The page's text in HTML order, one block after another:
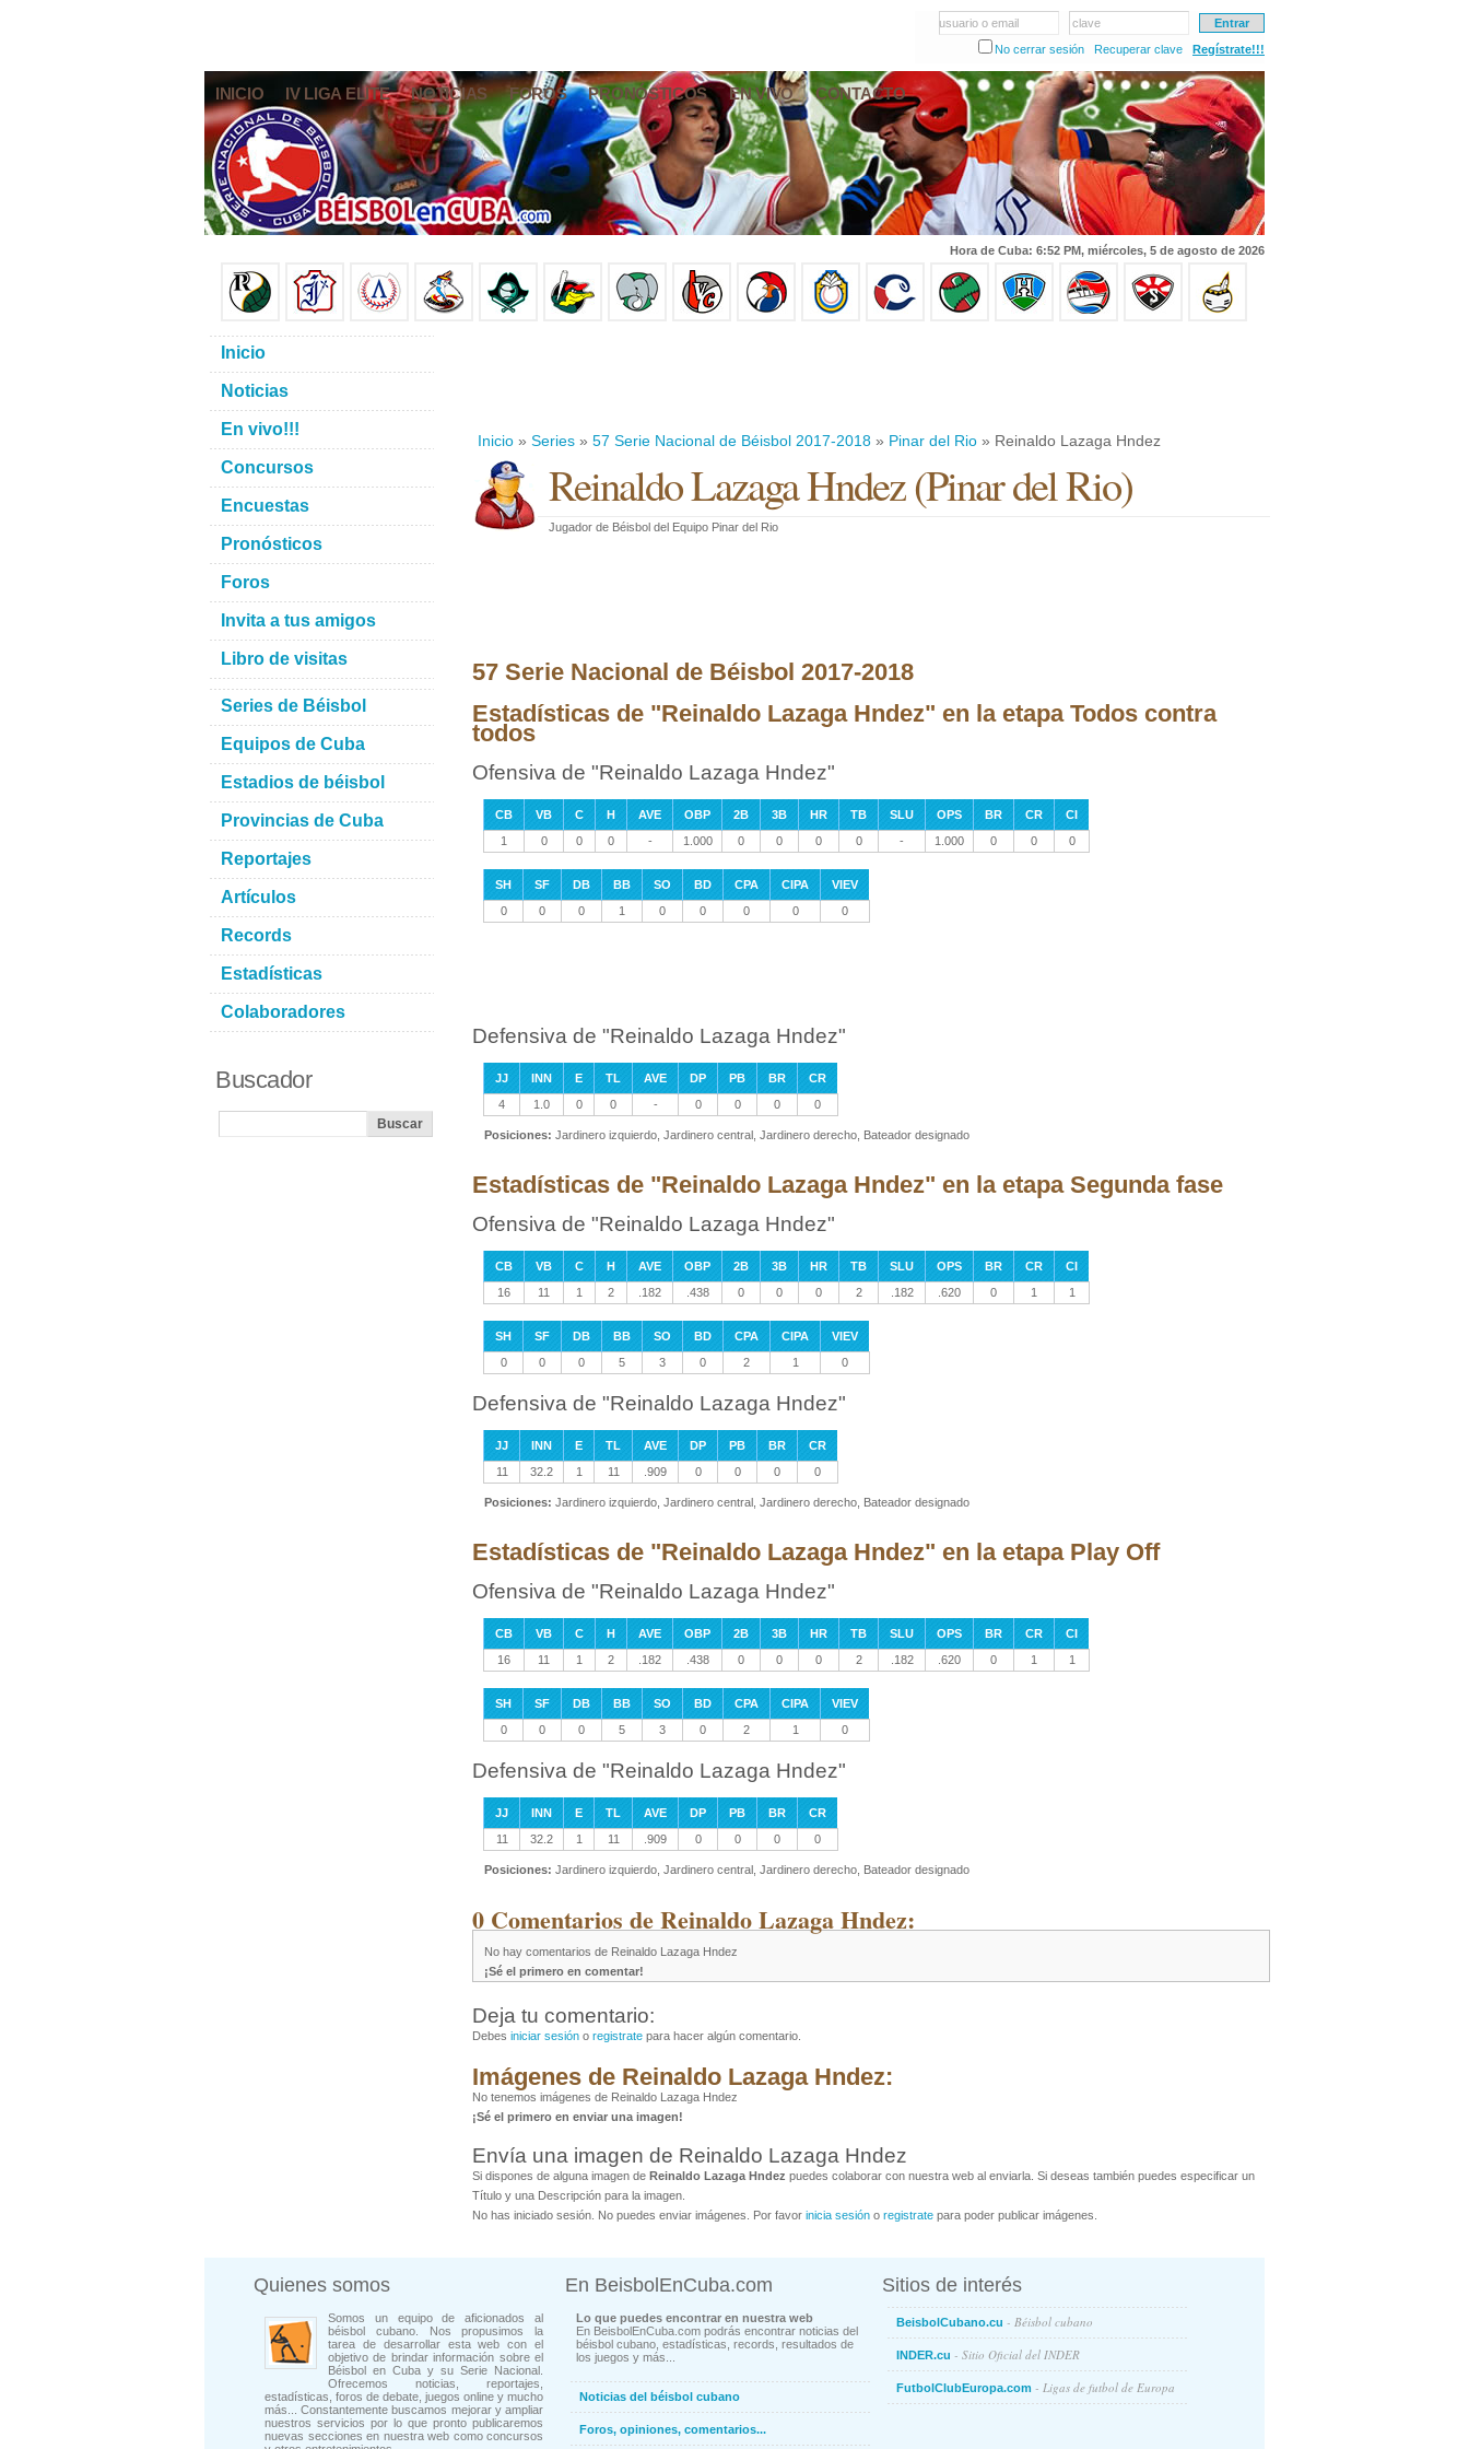
usuario o email
clave
No cerrar sesión
Recuperar clave Regístrate!!!
INICIO IV LIGA ELITE NOTICIAS FOROS PRONÓSTICOS EN VIVO CONTACTO
Hora de Cuba: 6:52 PM, miércoles, 5 de agosto de 2026
Inicio » Series » 57 Serie Nacional de Béisbol 2017-2018 » Pinar del Rio » Reinaldo Lazaga Hndez
Reinaldo Lazaga Hndez(Pinar del Rio)
Jugador de Béisbol del Equipo Pinar del Rio
57 Serie Nacional de Béisbol 2017-2018
Estadísticas de "Reinaldo Lazaga Hndez" en la etapa Todos contra
todos
Ofensiva de "Reinaldo Lazaga Hndez"
CB VB C H AVE OBP 2B 3B HR TB SLU OPS BR CR
CI
1
0 0 0 - 1.000 0 0 0 0 - 1.000 0 0 0
SH SF DB BB SO BD CPA CIPA
VIEV
0
0 0 1 0 0 0 0 0
Defensiva de "Reinaldo Lazaga Hndez"
JJ INN E TL AVE DP PB BR
CR
4
1.0 0 0 - 0 0 0 0
Posiciones: Jardinero izquierdo, Jardinero central, Jardinero derecho, Bateador designado
Estadísticas de "Reinaldo Lazaga Hndez" en la etapa Segunda fase
Ofensiva de "Reinaldo Lazaga Hndez"
CB VB C H AVE OBP 2B 3B HR TB SLU OPS BR CR
CI
16
11 1 2 .182 .438 0 0 0 2 .182 .620 0 1 1
SH SF DB BB SO BD CPA CIPA
VIEV
0
0 0 5 3 0 2 1 0
Defensiva de "Reinaldo Lazaga Hndez"
JJ INN E TL AVE DP PB BR
CR
11
32.2 1 11 .909 0 0 0 0
Posiciones: Jardinero izquierdo, Jardinero central, Jardinero derecho, Bateador designado
Estadísticas de "Reinaldo Lazaga Hndez" en la etapa Play Off
Ofensiva de "Reinaldo Lazaga Hndez"
CB VB C H AVE OBP 2B 3B HR TB SLU OPS BR CR
CI
16
11 1 2 .182 .438 0 0 0 2 .182 .620 0 1 1
SH SF DB BB SO BD CPA CIPA
VIEV
0
0 0 5 3 0 2 1 0
Defensiva de "Reinaldo Lazaga Hndez"
JJ INN E TL AVE DP PB BR
CR
11
32.2 1 11 .909 0 0 0 0
Posiciones: Jardinero izquierdo, Jardinero central, Jardinero derecho, Bateador designado
0 Comentarios de Reinaldo Lazaga Hndez:
No hay comentarios de Reinaldo Lazaga Hndez
¡Sé el primero en comentar!
Deja tu comentario:
Debes iniciar sesión o registrate para hacer algún comentario.
Imágenes de Reinaldo Lazaga Hndez:
No tenemos imágenes de Reinaldo Lazaga Hndez
¡Sé el primero en enviar una imagen!
Envía una imagen de Reinaldo Lazaga Hndez
Si dispones de alguna imagen de Reinaldo Lazaga Hndez puedes colaborar con nuestra web al enviarla. Si deseas también puedes especificar un
Título y una Descripción para la imagen.
No has iniciado sesión. No puedes enviar imágenes. Por favor inicia sesión o registrate para poder publicar imágenes.
Inicio
Noticias
En vivo!!!
Concursos
Encuestas
Pronósticos
Foros
Invita a tus amigos
Libro de visitas
Series de Béisbol
Equipos de Cuba
Estadios de béisbol
Provincias de Cuba
Reportajes
Artículos
Records
Estadísticas
Colaboradores
Buscador
Quienes somos
Somos un equipo de aficionados al
béisbol cubano. Nos propusimos la
tarea de desarrollar esta web con el
objetivo de brindar información sobre el
Béisbol en Cuba y su Serie Nacional.
Ofrecemos noticias, reportajes,
estadísticas, foros de debate, juegos online y mucho
más... Constantemente buscamos mejorar y ampliar
nuestros servicios por lo que pronto publicaremos
nuevas secciones en nuestra web como concursos
En BeisbolEnCuba.com
Lo que puedes encontrar en nuestra web
En BeisbolEnCuba.com podrás encontrar noticias del
béisbol cubano, estadísticas, records, resultados de
los juegos y más...
Noticias del béisbol cubano
Foros, opiniones, comentarios...
Sitios de interés
BeisbolCubano.cu - Béisbol cubano
INDER.cu - Sitio Oficial del INDER
FutbolClubEuropa.com - Ligas de futbol de Europa